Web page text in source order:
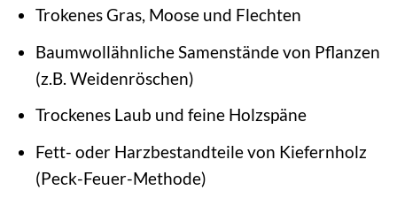
Trokenes Gras, Moose und Flechten
Baumwollähnliche Samenstände von Pflanzen
(z.B. Weidenröschen)
Trockenes Laub und feine Holzspäne
Fett- oder Harzbestandteile von Kiefernholz
(Peck-Feuer-Methode)